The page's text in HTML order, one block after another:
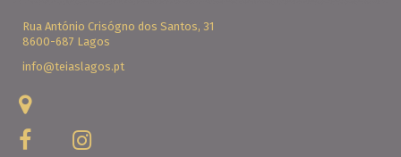
Rua António Crisógno dos Santos, 31
8600-687 Lagos
info@teiaslagos.pt